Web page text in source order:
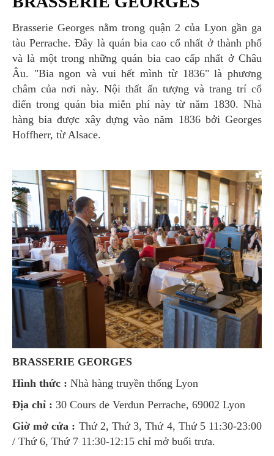
Brasserie Georges nằm trong quận 2 của Lyon gần ga
tàu Perrache. Đây là quán bia cao cổ nhất ở thành phố
và là một trong những quán bia cao cấp nhất ở Châu
Âu. "Bia ngon và vui hết mình từ 1836" là phương
châm của nơi này. Nội thất ấn tượng và trang trí cổ
điển trong quán bia miễn phí này từ năm 1830. Nhà
hàng bia được xây dựng vào năm 1836 bởi Georges
Hoffherr, từ Alsace.
BRASSERIE GEORGES
Hình thức : Nhà hàng truyền thống Lyon
Địa chỉ : 30 Cours de Verdun Perrache, 69002 Lyon
Giờ mở cửa : Thứ 2, Thứ 3, Thứ 4, Thứ 5 11:30-23:00
/ Thứ 6, Thứ 7 11:30-12:15 chỉ mở buổi trưa.